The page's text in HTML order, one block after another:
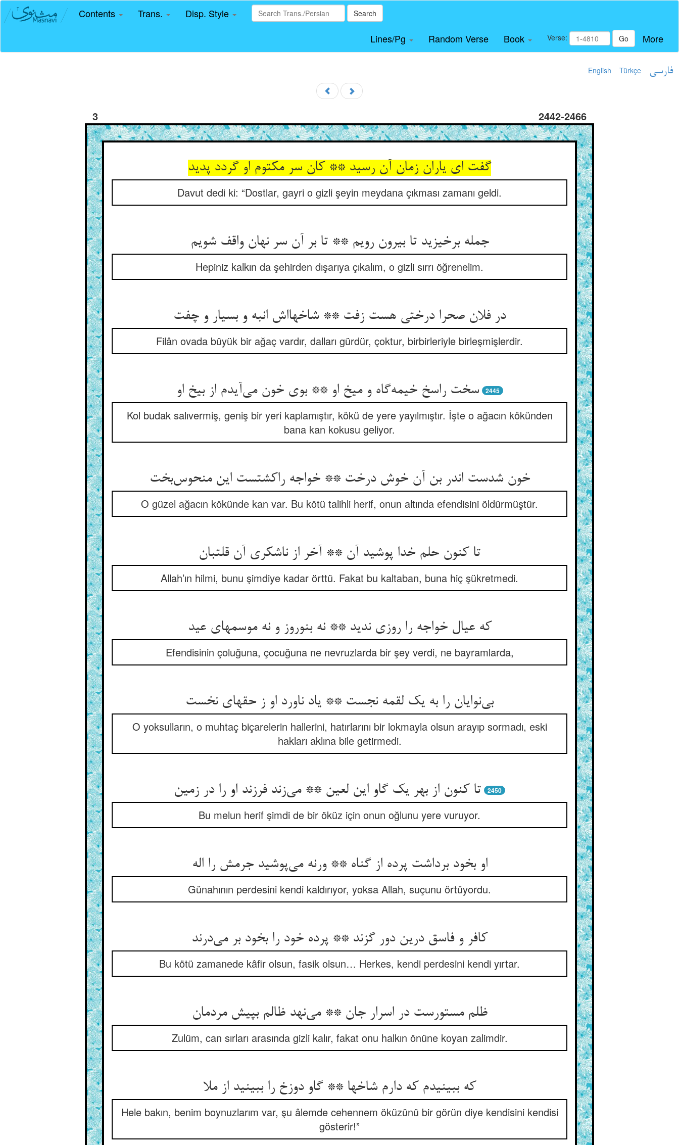
Contents Trans. Disp. Style Search
Lines/Pg Random Verse Book Verse: Go More
English Türkçe فارسی
3 2442-2466
گفت ای یاران زمان آن رسید ** کان سر مکتوم او گردد پدید
Davut dedi ki: “Dostlar, gayri o gizli şeyin meydana çıkması zamanı geldi.
جمله برخیزید تا بیرون رویم ** تا بر آن سر نهان واقف شویم
Hepiniz kalkın da şehirden dışarıya çıkalım, o gizli sırrı öğrenelim.
در فلان صحرا درختی هست زفت ** شاخهااش انبه و بسیار و چفت
Filân ovada büyük bir ağaç vardır, dalları gürdür, çoktur, birbirleriyle birleşmişlerdir.
سخت راسخ خیمه‌گاه و میخ او ** بوی خون می‌آیدم از بیخ او 2445
Kol budak salıvermiş, geniş bir yeri kaplamıştır, kökü de yere yayılmıştır. İşte o ağacın kökünden
bana kan kokusu geliyor.
خون شدست اندر بن آن خوش درخت ** خواجه راکشتست این منحوس‌بخت
O güzel ağacın kökünde kan var. Bu kötü talihli herif, onun altında efendisini öldürmüştür.
تا کنون حلم خدا پوشید آن ** آخر از ناشکری آن قلتبان
Allah’ın hilmi, bunu şimdiye kadar örttü. Fakat bu kaltaban, buna hiç şükretmedi.
که عیال خواجه را روزی ندید ** نه بنوروز و نه موسمهای عید
Efendisinin çoluğuna, çocuğuna ne nevruzlarda bir şey verdi, ne bayramlarda,
بی‌نوایان را به یک لقمه نجست ** یاد ناورد او ز حقهای نخست
O yoksulların, o muhtaç biçarelerin hallerini, hatırlarını bir lokmayla olsun arayıp sormadı, eski
hakları aklına bile getirmedi.
تا کنون از بهر یک گاو این لعین ** می‌زند فرزند او را در زمین 2450
Bu melun herif şimdi de bir öküz için onun oğlunu yere vuruyor.
او بخود برداشت پرده از گناه ** ورنه می‌پوشید جرمش را اله
Günahının perdesini kendi kaldırıyor, yoksa Allah, suçunu örtüyordu.
کافر و فاسق درین دور گزند ** پرده خود را بخود بر می‌درند
Bu kötü zamanede kâfir olsun, fasik olsun… Herkes, kendi perdesini kendi yırtar.
ظلم مستورست در اسرار جان ** می‌نهد ظالم بپیش مردمان
Zulüm, can sırları arasında gizli kalır, fakat onu halkın önüne koyan zalimdir.
که ببینیدم که دارم شاخها ** گاو دوزخ را ببینید از ملا
Hele bakın, benim boynuzlarım var, şu âlemde cehennem öküzünü bir görün diye kendisini kendisi
gösterir!”